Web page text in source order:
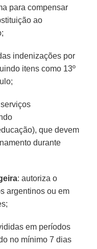
para compensar
ao
indenizações por
itens como 13º
que devem
durante
: autoriza o
argentinos ou em
em períodos
no mínimo 7 dias